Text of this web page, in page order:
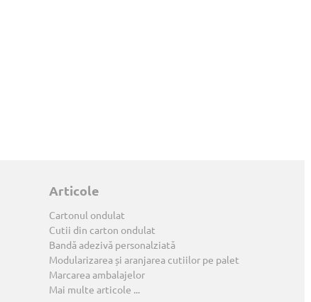
Articole
Cartonul ondulat
Cutii din carton ondulat
Bandă adezivă personalziată
Modularizarea și aranjarea cutiilor pe palet
Marcarea ambalajelor
Mai multe articole ...